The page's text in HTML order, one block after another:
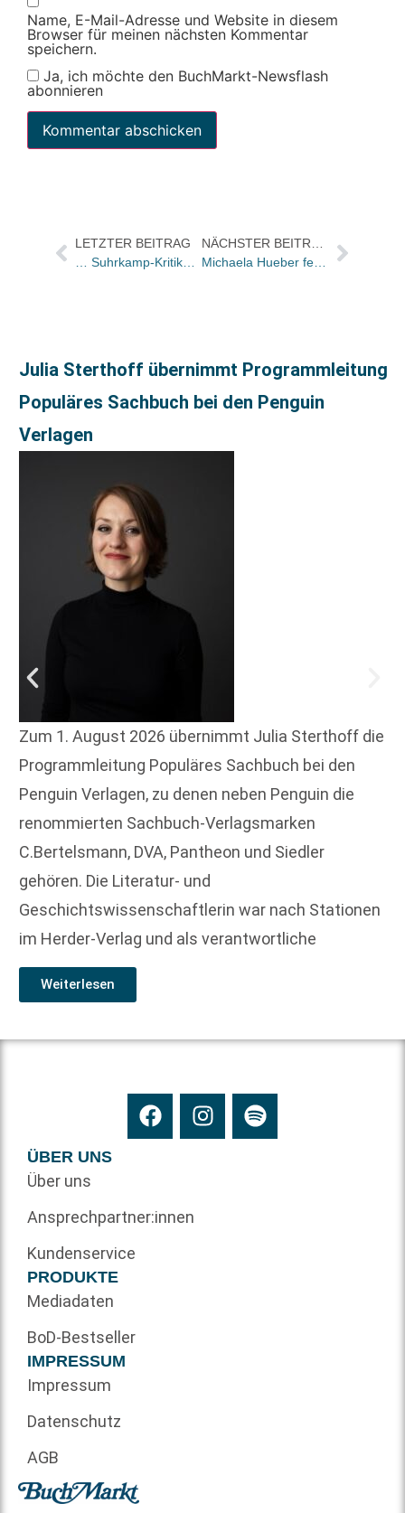
Name, E-Mail-Adresse und Website in diesem
Browser für meinen nächsten Kommentar
speichern.
Ja, ich möchte den BuchMarkt-Newsflash
abonnieren
LETZTER BEITRAG
… Suhrkamp-Kritikerempfang
Julia Sterthoff übernimmt Programmleitung
Populäres Sachbuch bei den Penguin
Verlagen
Zum 1. August 2026 übernimmt Julia Sterthoff die
Programmleitung Populäres Sachbuch bei den
Penguin Verlagen, zu denen neben Penguin die
renommierten Sachbuch-Verlagsmarken
C.Bertelsmann, DVA, Pantheon und Siedler
gehören. Die Literatur- und
Geschichtswissenschaftlerin war nach Stationen
im Herder-Verlag und als verantwortliche
Weiterlesen
ÜBER UNS
Über uns
Ansprechpartner:innen
Kundenservice
PRODUKTE
Mediadaten
BoD-Bestseller
IMPRESSUM
Impressum
Datenschutz
AGB